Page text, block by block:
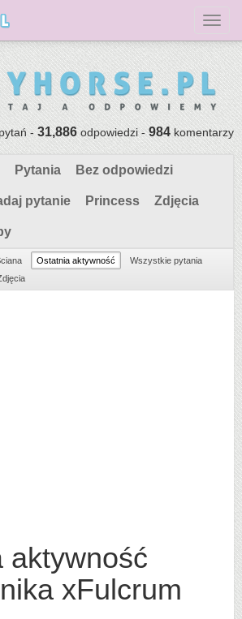
-31,886odpowiedzi -984komentarzy
Pytania Bez odpowiedzi
pytanie Princess Zdjęcia
Ostatnia aktywność
Wszystkie pytania
aktywność
xFulcrum